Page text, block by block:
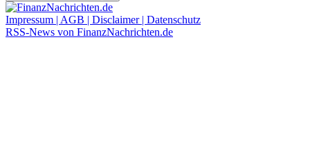
Impressum | AGB | Disclaimer | Datenschutz
RSS-News von FinanzNachrichten.de